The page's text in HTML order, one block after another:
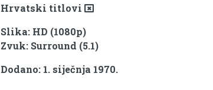
Hrvatski titlovi
Slika: HD (1080p)
Zvuk: Surround (5.1)
Dodano: 1. siječnja 1970.